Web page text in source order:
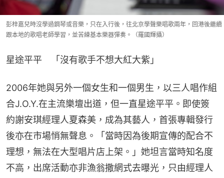
彭梓嘉兒時沒學過鋼琴或音樂，只在入行後，往北京學聲樂唱歌兩年，回港後繼續
跟本地的歌唱老師學習，並苦練基本樂器彈奏。（羅國輝攝）
星途平平　「沒有歌手不想大紅大紫」
2006年她與另外一個女生和一個男生，以三人唱作組
合J.O.Y.在主流樂壇出道，但一直星途平平。即使簽
約謝安琪經理人夏森美，成為其藝人，首張專輯發行
後亦在市場悄無聲息。「當時因為後期宣傳的配合不
理想，無法在大型唱片店上架。」她坦言當時知名度
不高，出席活動亦非漁翁撒網式去曝光，只由經理人